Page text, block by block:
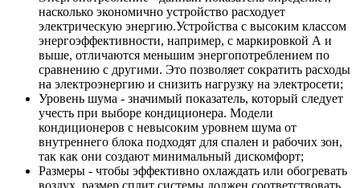
насколько экономично устройство расходует
электрическую энергию.Устройства с высоким классом
энергоэффективности, например, с маркировкой А и
выше, отличаются меньшим энергопотреблением по
сравнению с другими. Это позволяет сократить расходы
на электроэнергию и снизить нагрузку на электросети;
Уровень шума - значимый показатель, который следует
учесть при выборе кондиционера. Модели
кондиционеров с невысоким уровнем шума от
внутреннего блока подходят для спален и рабочих зон,
так как они создают минимальный дискомфорт;
Размеры - чтобы эффективно охлаждать или обогревать